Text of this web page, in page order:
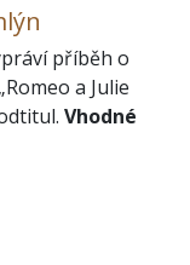
příběh o
a Julie
Vhodné